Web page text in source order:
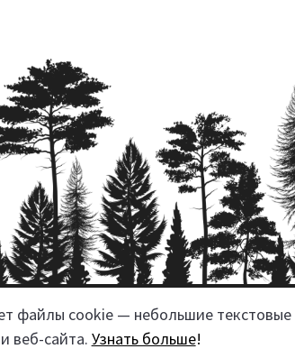
файлы cookie — небольшие
веб-сайта. Узнать больше!